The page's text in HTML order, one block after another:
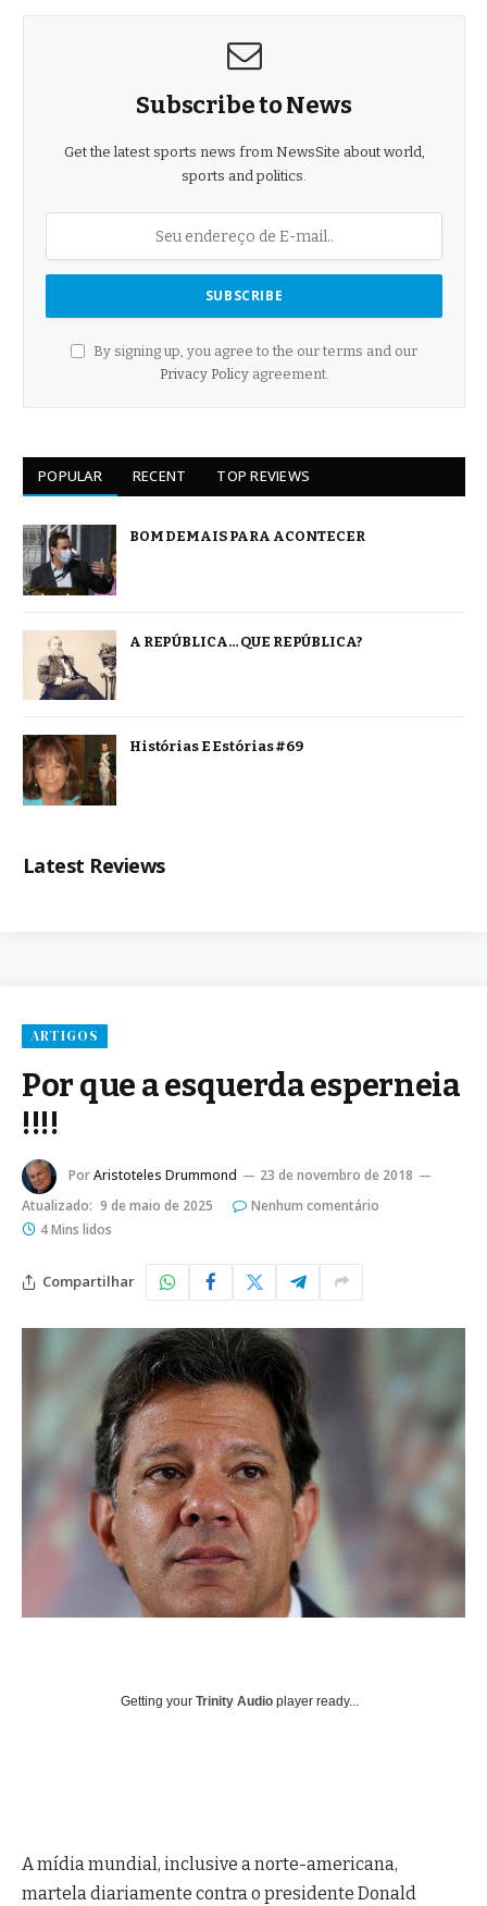
Subscribe to News
Get the latest sports news from NewsSite about world,
sports and politics.
By signing up, you agree to the our terms and our
Privacy Policyagreement.
POPULAR RECENT TOP REVIEWS
BOM DEMAIS PARA ACONTECER
A REPÚBLICA… QUE REPÚBLICA?
Histórias E Estórias #69
Latest Reviews
ARTIGOS
Por que a esquerda esperneia
!!!!
PorAristoteles Drummond
23 de novembro de 2018
Atualizado: 9 de maio de 2025
Nenhum comentário
4 Mins lidos
Compartilhar
Getting your Trinity Audio player ready...
A mídia mundial, inclusive a norte-americana,
martela diariamente contra o presidente Donald